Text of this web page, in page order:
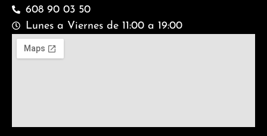
608 90 03 50
Lunes a Viernes de 11:00 a 19:00